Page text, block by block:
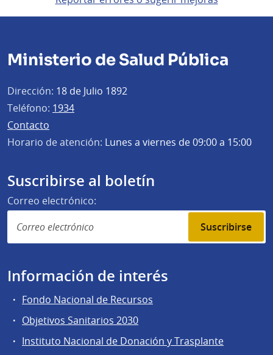
Ministerio de Salud Pública
Dirección: 18 de Julio 1892
Teléfono: 1934
Contacto
Horario de atención: Lunes a viernes de 09:00 a 15:00
Suscribirse al boletín
Correo electrónico:
Suscribirse
Información de interés
Fondo Nacional de Recursos
Objetivos Sanitarios 2030
Instituto Nacional de Donación y Trasplante